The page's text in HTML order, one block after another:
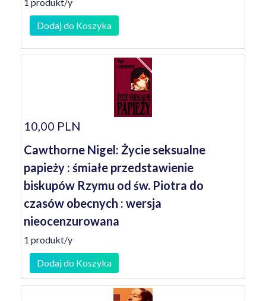
Dodaj do Koszyka
10,00 PLN
Cawthorne Nigel: Życie seksualne
papieży : śmiałe przedstawienie
biskupów Rzymu od św. Piotra do
czasów obecnych : wersja
nieocenzurowana
1 produkt/y
Dodaj do Koszyka